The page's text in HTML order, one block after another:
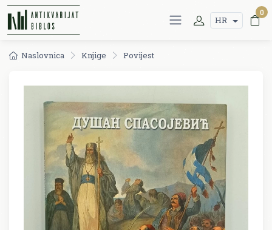
HR
0
Naslovnica Knjige Povijest